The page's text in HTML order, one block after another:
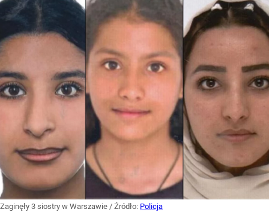
Zaginęły 3 siostry w Warszawie / Źródło: Policja